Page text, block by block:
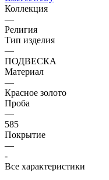
Коллекция
—
Религия
Тип изделия
—
ПОДВЕСКА
Материал
—
Красное золото
Проба
—
585
Покрытие
—
-
Все характеристики